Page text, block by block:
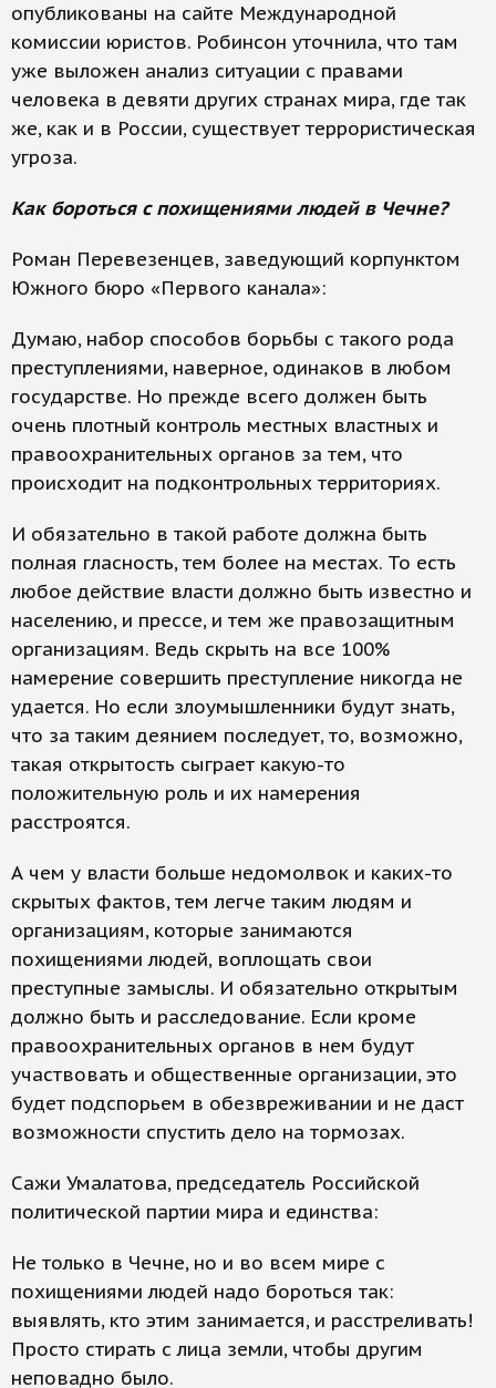
опубликованы на сайте Международной
комиссии юристов. Робинсон уточнила, что там
уже выложен анализ ситуации с правами
человека в девяти других странах мира, где так
же, как и в России, существует террористическая
угроза.
Как бороться с похищениями людей в Чечне?
Роман Перевезенцев, заведующий корпунктом
Южного бюро «Первого канала»:
Думаю, набор способов борьбы с такого рода
преступлениями, наверное, одинаков в любом
государстве. Но прежде всего должен быть
очень плотный контроль местных властных и
правоохранительных органов за тем, что
происходит на подконтрольных территориях.
И обязательно в такой работе должна быть
полная гласность, тем более на местах. То есть
любое действие власти должно быть известно и
населению, и прессе, и тем же правозащитным
организациям. Ведь скрыть на все 100%
намерение совершить преступление никогда не
удается. Но если злоумышленники будут знать,
что за таким деянием последует, то, возможно,
такая открытость сыграет какую-то
положительную роль и их намерения
расстроятся.
А чем у власти больше недомолвок и каких-то
скрытых фактов, тем легче таким людям и
организациям, которые занимаются
похищениями людей, воплощать свои
преступные замыслы. И обязательно открытым
должно быть и расследование. Если кроме
правоохранительных органов в нем будут
участвовать и общественные организации, это
будет подспорьем в обезвреживании и не даст
возможности спустить дело на тормозах.
Сажи Умалатова, председатель Российской
политической партии мира и единства:
Не только в Чечне, но и во всем мире с
похищениями людей надо бороться так:
выявлять, кто этим занимается, и расстреливать!
Просто стирать с лица земли, чтобы другим
неповадно было.